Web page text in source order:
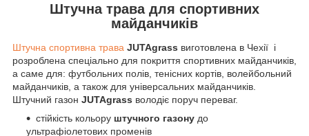
Штучна трава для спортивних
майданчиків
Штучна спортивна трава JUTAgrass виготовлена в Чехії і
розроблена спеціально для покриття спортивних майданчиків,
а саме для: футбольних полів, тенісних кортів, волейбольний
майданчиків, а також для універсальних майданчиків.
Штучний газон JUTAgrass володіє поруч переваг.
стійкість кольору штучного газону до
ультрафіолетових променів